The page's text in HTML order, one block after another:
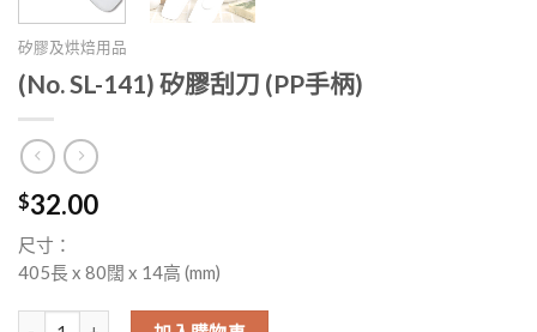
矽膠及烘焙用品
(No. SL-141) 矽膠刮刀 (PP手柄)
$32.00
尺寸：
405長 x 80闊 x 14高 (mm)
(No. SL-141) 矽膠刮刀 (PP手柄) 數量